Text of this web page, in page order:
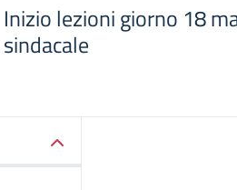
Inizio lezioni giorno 18
sindacale